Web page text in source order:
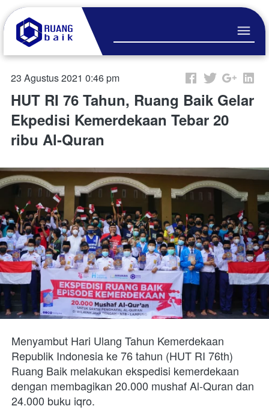
23 Agustus 2021 0:46 pm
HUT RI 76 Tahun, Ruang Baik Gelar
Ekpedisi Kemerdekaan Tebar 20
ribu Al-Quran
Menyambut Hari Ulang Tahun Kemerdekaan
Republik Indonesia ke 76 tahun (HUT RI 76th)
Ruang Baik melakukan ekspedisi kemerdekaan
dengan membagikan 20.000 mushaf Al-Quran dan
24.000 buku iqro.